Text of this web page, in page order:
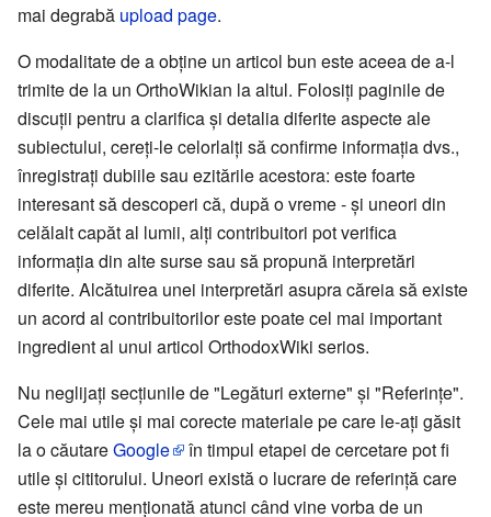
mai degrabă upload page.
O modalitate de a obţine un articol bun este aceea de a-l
trimite de la un OrthoWikian la altul. Folosiți paginile de
discuții pentru a clarifica și detalia diferite aspecte ale
subiectului, cereți-le celorlalți să confirme informația dvs.,
înregistrați dubiile sau ezitările acestora: este foarte
interesant să descoperi că, după o vreme - și uneori din
celălalt capăt al lumii, alți contribuitori pot verifica
informația din alte surse sau să propună interpretări
diferite. Alcătuirea unei interpretări asupra căreia să existe
un acord al contribuitorilor este poate cel mai important
ingredient al unui articol OrthodoxWiki serios.
Nu neglijați secțiunile de "Legături externe" și "Referințe".
Cele mai utile și mai corecte materiale pe care le-ați găsit
la o căutareGoogle
în timpul etapei de cercetare pot fi
utile și cititorului. Uneori există o lucrare de referință care
este mereu menționată atunci când vine vorba de un